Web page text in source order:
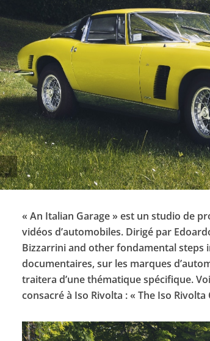
« An Italian Garage » est un studio de
vidéos d’automobiles. Dirigé par
Bizzarrini and other fondamental steps
documentaires, sur les marques
traitera d’une thématique spécifique.
consacré à Iso Rivolta : « The Iso Rivolta